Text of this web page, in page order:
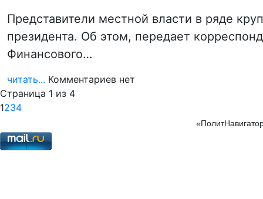
Представители местной власти в ряде
президента. Об этом, передает
Финансового…
читать... Комментариев нет
Страница 1 из 4
1234